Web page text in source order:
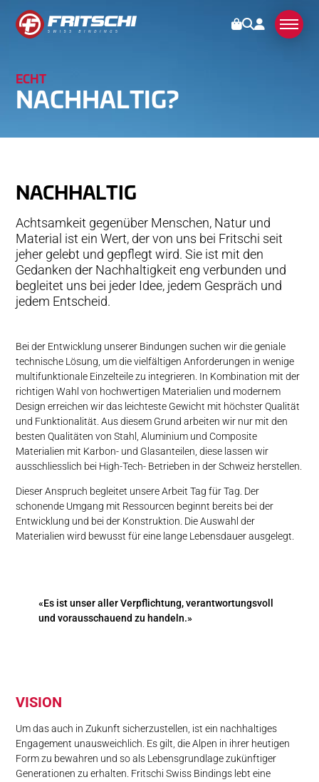
BINDUNGEN
ÜBER UNS
SWISS MADE
NACHHALTIG
TECHNOLOGIE
PARTNER
ECHT
NACH­HALTIG?
NACH­HAL­TIG
Achtsamkeit gegenüber Menschen­, Natur und
Material ist ein Wert, der von uns bei Fritschi seit
jeher gelebt und gepflegt­ wird. Sie ist mit den
Gedanken der Nachhaltigkeit eng verbunden­ und
begleitet uns bei jeder Idee, jedem Gespräch und
jedem Entscheid.
Bei der Entwicklung unserer Bindungen suchen wir die geniale
technische Lösung, um die vielfältigen Anforderungen in wenige
multifunktionale Einzelteile zu integrieren. In Kombination mit der
richtigen Wahl von hochwertigen Materialien und modernem
Design erreichen wir das leichteste Gewicht mit höchster Qualität
und Funktionalität. Aus diesem Grund arbeiten wir nur mit den
besten Qualitäten von Stahl, Aluminium und Composite
Materialien mit Karbon- und Glasanteilen, diese lassen wir
ausschliesslich bei High-Tech- Betrieben in der Schweiz herstellen.
Dieser Anspruch begleitet unsere Arbeit Tag für Tag. Der
schonende Umgang mit Ressourcen beginnt bereits bei der
Entwicklung und bei der Konstruktion. Die Auswahl der
Materialien wird bewusst für eine lange Lebensdauer ausgelegt.
«Es ist unser aller Verpflichtung, verantwortungsvoll
und vorausschauend zu handeln.»
VISION
Um das auch in Zukunft sicherzustellen, ist ein nachhaltiges
Engagement unausweichlich. Es gilt, die Alpen in ihrer heutigen
Form zu bewahren und so als Lebensgrundlage zukünftiger
Generationen zu erhalten. Fritschi Swiss Bindings lebt eine